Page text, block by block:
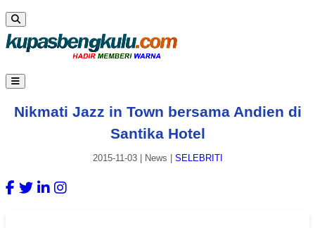
Nikmati Jazz in Town bersama Andien di
Santika Hotel
2015-11-03| News SELEBRITI